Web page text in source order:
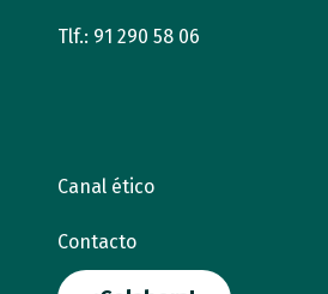
Tlf.: 91 290 58 06
Canal ético
Contacto